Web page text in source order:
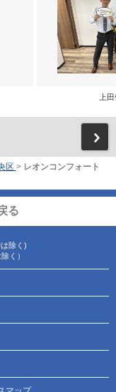
上
区 > レオンコンフォート
る
除く)
く）